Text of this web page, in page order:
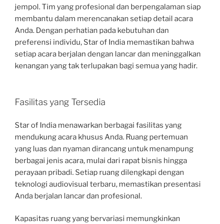
jempol. Tim yang profesional dan berpengalaman siap
membantu dalam merencanakan setiap detail acara
Anda. Dengan perhatian pada kebutuhan dan
preferensi individu, Star of India memastikan bahwa
setiap acara berjalan dengan lancar dan meninggalkan
kenangan yang tak terlupakan bagi semua yang hadir.
Fasilitas yang Tersedia
Star of India menawarkan berbagai fasilitas yang
mendukung acara khusus Anda. Ruang pertemuan
yang luas dan nyaman dirancang untuk menampung
berbagai jenis acara, mulai dari rapat bisnis hingga
perayaan pribadi. Setiap ruang dilengkapi dengan
teknologi audiovisual terbaru, memastikan presentasi
Anda berjalan lancar dan profesional.
Kapasitas ruang yang bervariasi memungkinkan